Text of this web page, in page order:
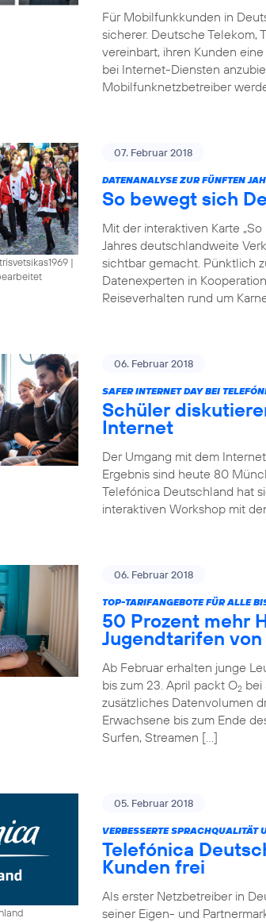
Für Mobilfunkkunden in
sicherer. Deutsche
vereinbart, ihren Kunden
bei Internet-Diensten
Mobilfunknetzbetreiber
|
07. Februar 2018
DATENANALYSE ZUR FÜNFTEN
So bewegt sich
Mit der interaktiven Karte
Jahres deutschlandweite
sichtbar gemacht. Pünktlich
Datenexperten in
Reiseverhalten rund um
06. Februar 2018
SAFER INTERNET DAY BEI
Schüler
Internet
Der Umgang mit dem
Ergebnis sind heute 80
Telefónica Deutschland hat
interaktiven Workshop mit
06. Februar 2018
TOP-TARIFANGEBOTE FÜR ALLE
50 Prozent mehr
Jugendtarifen von
Ab Februar erhalten junge
bis zum 23. April packt O2 bei
zusätzliches Datenvolumen
Erwachsene bis zum Ende
Surfen, Streamen […]
05. Februar 2018
VERBESSERTE SPRACHQUALITÄT
Telefónica
Kunden frei
Als erster Netzbetreiber in
seiner Eigen- und